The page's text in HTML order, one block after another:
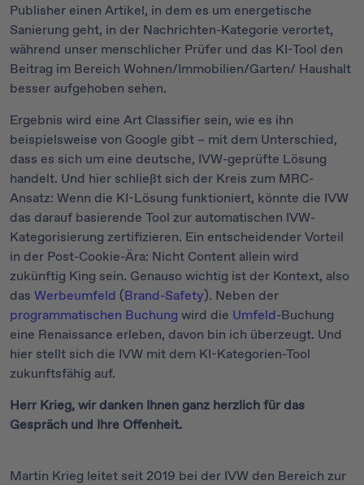
Publisher einen Artikel, in dem es um energetische
Sanierung geht, in der Nachrichten-Kategorie verortet,
während unser menschlicher Prüfer und das KI-Tool den
Beitrag im Bereich Wohnen/Immobilien/Garten/ Haushalt
besser aufgehoben sehen.
Ergebnis wird eine Art Classifier sein, wie es ihn
beispielsweise von Google gibt – mit dem Unterschied,
dass es sich um eine deutsche, IVW-geprüfte Lösung
handelt. Und hier schließt sich der Kreis zum MRC-
Ansatz: Wenn die KI-Lösung funktioniert, könnte die IVW
das darauf basierende Tool zur automatischen IVW-
Kategorisierung zertifizieren. Ein entscheidender Vorteil
in der Post-Cookie-Ära: Nicht Content allein wird
zukünftig King sein. Genauso wichtig ist der Kontext, also
das Werbeumfeld (Brand-Safety). Neben der
programmatischen Buchung wird die Umfeld-Buchung
eine Renaissance erleben, davon bin ich überzeugt. Und
hier stellt sich die IVW mit dem KI-Kategorien-Tool
zukunftsfähig auf.
Herr Krieg, wir danken Ihnen ganz herzlich für das
Gespräch und Ihre Offenheit.
Martin Krieg leitet seit 2019 bei der IVW den Bereich zur